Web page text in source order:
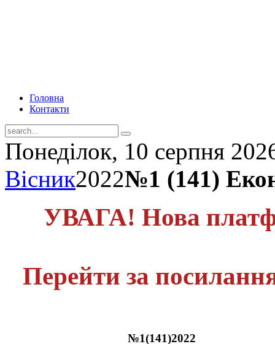
Головна
Контакти
Понеділок, 10 серпня
Вісник2022№1 (141)
УВАГА! Нова
Перейти за
№1(141)2022